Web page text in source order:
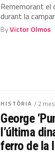
Rememorant el
durant la
ByVictor Olmos
HISTÒRIA / 2
George
l’última
ferro de la